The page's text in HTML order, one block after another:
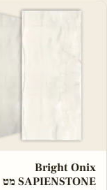
Bright Onix
SAPIENSTONE מט